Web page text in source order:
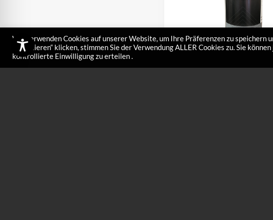
Wir verwenden Cookies auf unserer Website, um Ihre Präferenzen zu speichern
akzeptieren“ klicken, stimmen Sie der Verwendung ALLER Cookies zu. Sie
kontrollierte Einwilligung zu erteilen .